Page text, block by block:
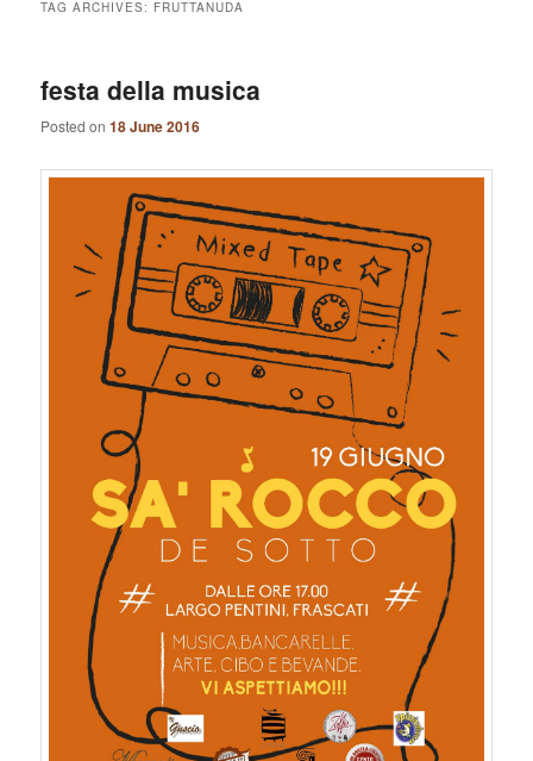
TAG ARCHIVES: FRUTTANUDA
festa della musica
Posted on18 June 2016